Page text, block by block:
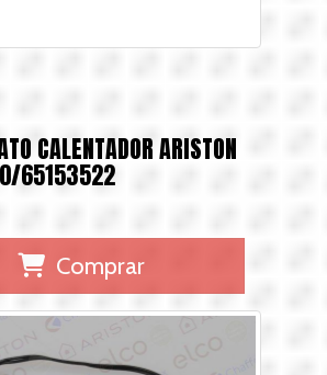
CALENTADOR ARISTON
65153522
Comprar